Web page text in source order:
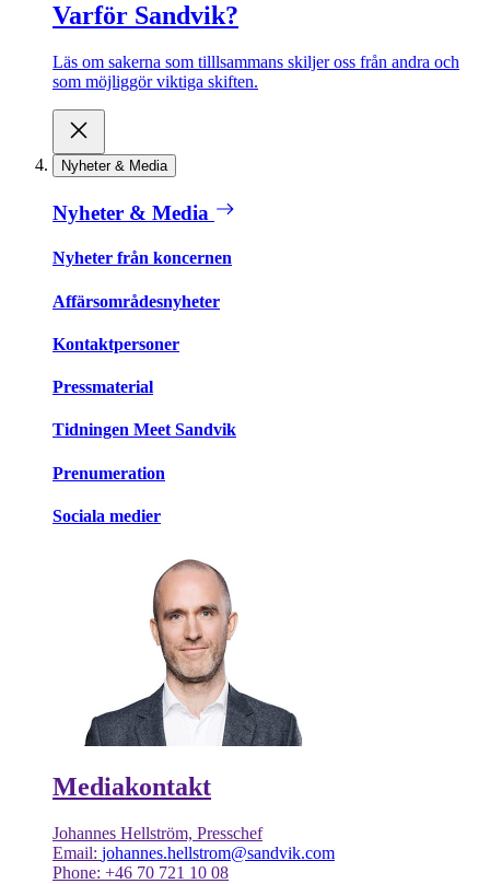
Varför Sandvik?
Läs om sakerna som tilllsammans skiljer oss från andra och
som möjliggör viktiga skiften.
Nyheter & Media
Nyheter & Media
Nyheter från koncernen
Affärsområdesnyheter
Kontaktpersoner
Pressmaterial
Tidningen Meet Sandvik
Prenumeration
Sociala medier
Mediakontakt
Johannes Hellström, Presschef
Email: johannes.hellstrom@sandvik.com
Phone: +46 70 721 10 08